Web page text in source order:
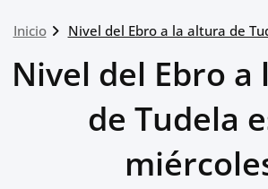
Inicio Nivel del Ebro a la altura de
Nivel del Ebro a
de Tudela